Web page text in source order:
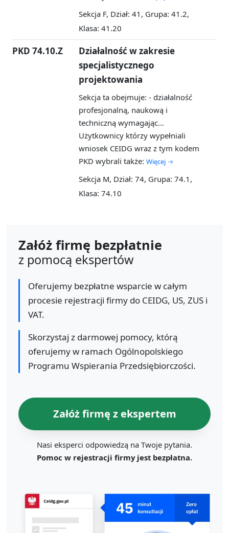
Sekcja F, Dział: 41, Grupa: 41.2,
Klasa: 41.20
PKD 74.10.Z
Działalność w zakresie
specjalistycznego
projektowania
Sekcja ta obejmuje: - działalność
profesjonalną, naukową i
techniczną wymagając...
Użytkownicy którzy wypełniali
wniosek CEIDG wraz z tym kodem
PKD wybrali także: Więcej →
Sekcja M, Dział: 74, Grupa: 74.1,
Klasa: 74.10
Załóż firmę bezpłatnie
z pomocą ekspertów
Oferujemy bezpłatne wsparcie w całym
procesie rejestracji firmy do CEIDG, US, ZUS i
VAT.
Skorzystaj z darmowej pomocy, którą
oferujemy w ramach Ogólnopolskiego
Programu Wspierania Przedsiębiorczości.
Załóż firmę z ekspertem
Nasi eksperci odpowiedzą na Twoje pytania.
Pomoc w rejestracji firmy jest bezpłatna.